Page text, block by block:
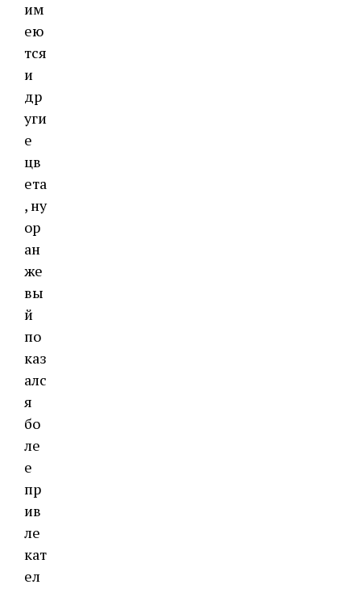
им
ею
тся
и
др
уги
е
цв
ета
, ну
ор
ан
же
вы
й
по
каз
алс
я
бо
ле
е
пр
ив
ле
кат
ел